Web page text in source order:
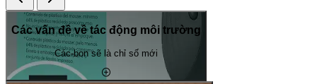
Các vấn đề về tác động môi trường
Các-bon sẽ là chỉ số mới